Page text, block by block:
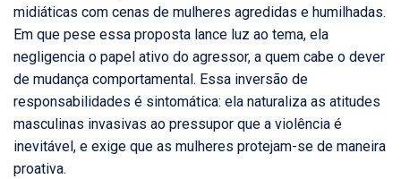
midiáticas com cenas de mulheres agredidas e humilhadas.
Em que pese essa proposta lance luz ao tema, ela
negligencia o papel ativo do agressor, a quem cabe o dever
de mudança comportamental. Essa inversão de
responsabilidades é sintomática: ela naturaliza as atitudes
masculinas invasivas ao pressupor que a violência é
inevitável, e exige que as mulheres protejam-se de maneira
proativa.